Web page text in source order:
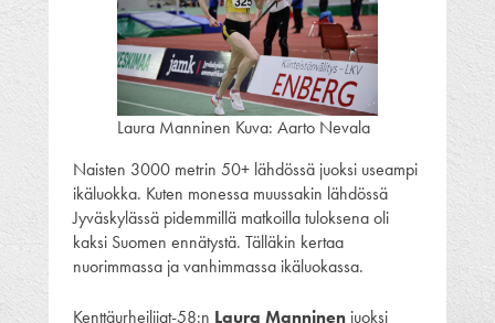
Laura Manninen Kuva: Aarto Nevala
Naisten 3000 metrin 50+ lähdössä juoksi useampi
ikäluokka. Kuten monessa muussakin lähdössä
Jyväskylässä pidemmillä matkoilla tuloksena oli
kaksi Suomen ennätystä. Tälläkin kertaa
nuorimmassa ja vanhimmassa ikäluokassa.
Kenttäurheilijat-58:n Laura Manninen juoksi